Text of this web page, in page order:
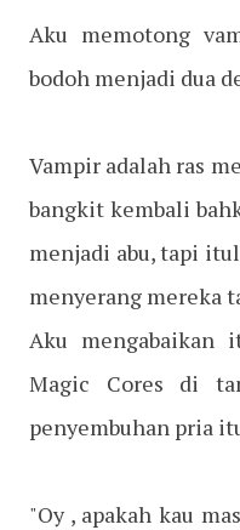
Aku memotong
bodoh menjadi dua
Vampir adalah ras
bangkit kembali
menjadi abu, tapi
menyerang mereka
Aku mengabaikan
Magic Cores di
penyembuhan pria
"Oy , apakah kau